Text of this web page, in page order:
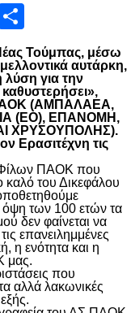
Τούμπας, μέσω
αυτάρκη,
λύση για την
ΠΑΟΚ (ΑΜΠΑΛΑΕΑ,
(ΕΟ), ΕΠΑΝΟΜΗ,
ΧΡΥΣΟΥΠΟΛΗΣ).
Ερασιτέχνη τις
ΠΑΟΚ που
καλό του Δικεφάλου
όψη των 100 ετών τα
δεν φαίνεται να
επανειλημμένες
η ενότητα και η
μας.
που
αλλά λακωνικές